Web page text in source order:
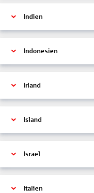
Indien
Indonesien
Irland
Island
Israel
Italien